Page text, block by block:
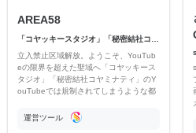
AREA58
立入禁止区域解放。ようこそ、YouTub
eの限界を超えた聖域へ「コヤッキース
タジオ」「秘密結社コヤミナティ」のY
ouTubeでは規制されてしまうような都
公開。
運営ツール